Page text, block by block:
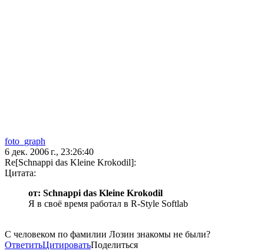
foto_graph
6 дек. 2006 г., 23:26:40
Re[Schnappi das Kleine Krokodil]:
Цитата:
от: Schnappi das Kleine Krokodil
Я в своё время работал в R-Style Softlab
С человеком по фамилии Лозин знакомы не были?
ОтветитьЦитироватьПоделиться